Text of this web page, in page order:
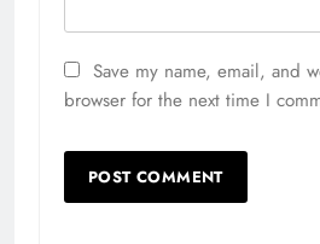
Save my name, email, and
browser for the next time I